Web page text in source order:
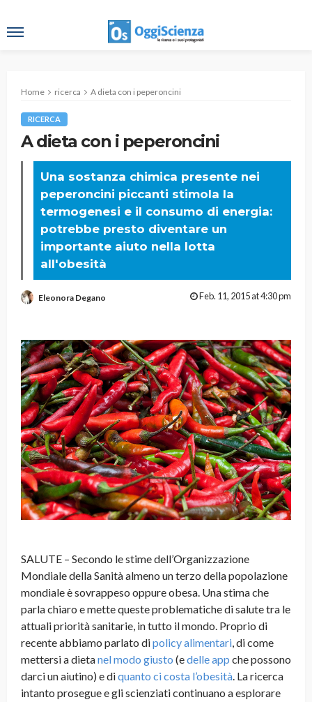
Home ricerca A dieta con i peperoncini
RICERCA
A dieta con i peperoncini
Una sostanza chimica presente nei
peperoncini piccanti stimola la
termogenesi e il consumo di energia:
potrebbe presto diventare un
importante aiuto nella lotta
all'obesità
Eleonora Degano Feb. 11, 2015 at 4:30 pm
SALUTE – Secondo le stime dell’Organizzazione
Mondiale della Sanità almeno un terzo della popolazione
mondiale è sovrappeso oppure obesa. Una stima che
parla chiaro e mette queste problematiche di salute tra le
attuali priorità sanitarie, in tutto il mondo. Proprio di
recente abbiamo parlato dipolicy alimentari, di come
mettersi a dietanel modo giusto (edelle app che possono
darci un aiutino) e diquanto ci costa l’obesità. La ricerca
intanto prosegue e gli scienziati continuano a esplorare